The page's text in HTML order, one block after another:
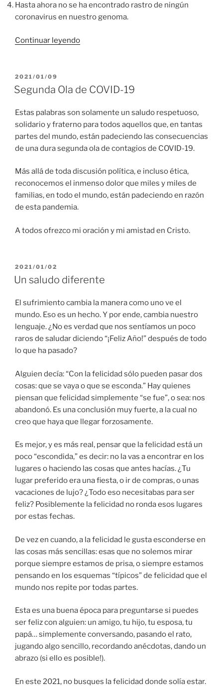
Hasta ahora no se ha encontrado rastro de ningún
coronavirus en nuestro genoma.
Continuar leyendo“Preguntas
necesarias
vacunas
contra
COVID-
19”
PUBLICADO
EL
2021/01/09
Segunda Ola de COVID-19
Estas palabras son solamente un saludo respetuoso,
solidario y fraterno para todos aquellos que, en tantas
partes del mundo, están padeciendo las consecuencias
de una dura segunda ola de contagios de COVID-19.
Más allá de toda discusión política, e incluso ética,
reconocemos el inmenso dolor que miles y miles de
familias, en todo el mundo, están padeciendo en razón
de esta pandemia.
A todos ofrezco mi oración y mi amistad en Cristo.
PUBLICADO
EL
2021/01/02
Un saludo diferente
El sufrimiento cambia la manera como uno ve el
mundo. Eso es un hecho. Y por ende, cambia nuestro
lenguaje. ¿No es verdad que nos sentíamos un poco
raros de saludar diciendo “¡Feliz Año!” después de todo
lo que ha pasado?
Alguien decía: “Con la felicidad sólo pueden pasar dos
cosas: que se vaya o que se esconda.” Hay quienes
piensan que felicidad simplemente “se fue”, o sea: nos
abandonó. Es una conclusión muy fuerte, a la cual no
creo que haya que llegar forzosamente.
Es mejor, y es más real, pensar que la felicidad está un
poco “escondida,” es decir: no la vas a encontrar en los
lugares o haciendo las cosas que antes hacías. ¿Tu
lugar preferido era una fiesta, o ir de compras, o unas
vacaciones de lujo? ¿Todo eso necesitabas para ser
feliz? Posiblemente la felicidad no ronda esos lugares
por estas fechas.
De vez en cuando, a la felicidad le gusta esconderse en
las cosas más sencillas: esas que no solemos mirar
porque siempre estamos de prisa, o siempre estamos
pensando en los esquemas “típicos” de felicidad que el
mundo nos repite por todas partes.
Esta es una buena época para preguntarse si puedes
ser feliz con alguien: un amigo, tu hijo, tu esposa, tu
papá… simplemente conversando, pasando el rato,
jugando algo sencillo, recordando anécdotas, dando un
abrazo (si ello es posible!).
En este 2021, no busques la felicidad donde solía estar.